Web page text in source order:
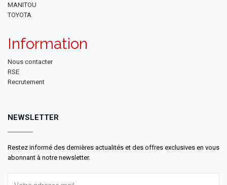
MANITOU
TOYOTA
Information
Nous contacter
RSE
Recrutement
NEWSLETTER
Restez informé des dernières actualités et des offres exclusives en vous
abonnant à notre newsletter.